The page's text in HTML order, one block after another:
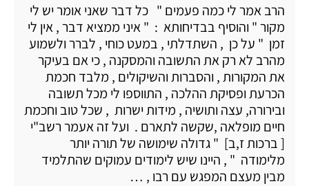
הרב אמר לי כמה פעמים " כל דבר שאני אומר יש לי
מקור " והוסיף בבדיחותא : " איני ממציא דבר , אין לי
זמן " על כן , השתדלתי , במעט כוחי , לברר ולשמוע
מהרב לא רק את התשובה והמסקנה , כי אם בעיקר
את המקורות , והסברות והשיקולים , מלבד חכמת
הכרעת ופסיקת ההלכה , התווספו לי מכל תשובה
ובירורה, עצה ותושיה , מידות ישרות , שכל טוב וחכמת
חיים מופלאה ,שקשה לתארם . ועל זה אעמר רשב"י
[ ברכות ז,ב] " גדולה שימושה של תורה יותר
מלימודה " , היינו שיש לימודים עמוקים שהתלמיד
מבין מעצם המפגש עם רבו , …